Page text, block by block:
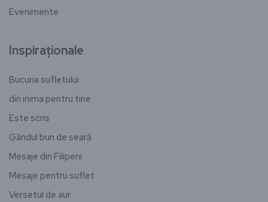
Evenimente
Inspiraționale
Bucuria sufletului
din inima pentru tine
Este scris
Gândul bun de seară
Mesaje din Filipeni
Mesaje pentru suflet
Versetul de aur